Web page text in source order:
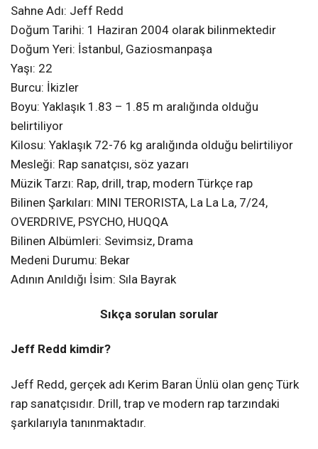
Sahne Adı: Jeff Redd
Doğum Tarihi: 1 Haziran 2004 olarak bilinmektedir
Doğum Yeri: İstanbul, Gaziosmanpaşa
Yaşı: 22
Burcu: İkizler
Boyu: Yaklaşık 1.83 – 1.85 m aralığında olduğu
belirtiliyor
Kilosu: Yaklaşık 72-76 kg aralığında olduğu belirtiliyor
Mesleği: Rap sanatçısı, söz yazarı
Müzik Tarzı: Rap, drill, trap, modern Türkçe rap
Bilinen Şarkıları: MINI TERORISTA, La La La, 7/24,
OVERDRIVE, PSYCHO, HUQQA
Bilinen Albümleri: Sevimsiz, Drama
Medeni Durumu: Bekar
Adının Anıldığı İsim: Sıla Bayrak
Sıkça sorulan sorular
Jeff Redd kimdir?
Jeff Redd, gerçek adı Kerim Baran Ünlü olan genç Türk
rap sanatçısıdır. Drill, trap ve modern rap tarzındaki
şarkılarıyla tanınmaktadır.